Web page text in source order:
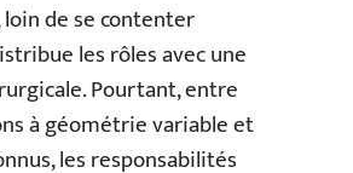
loin de se contenter
les rôles avec une
Pourtant, entre
à géométrie variable et
les responsabilités